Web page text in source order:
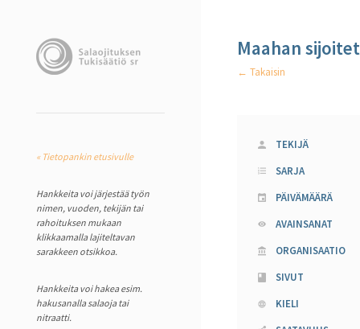
« Tietopankin etusivulle
Hankkeita voi järjestää työn
nimen, vuoden, tekijän tai
rahoituksen mukaan
klikkaamalla lajiteltavan
sarakkeen otsikkoa.
Hankkeita voi hakea esim.
hakusanalla salaoja tai
nitraatti.
Maahan
← Takaisin
TEKIJÄ
SARJA
PÄIVÄMÄÄRÄ
AVAINSANAT
ORGANISAATIO
SIVUT
KIELI